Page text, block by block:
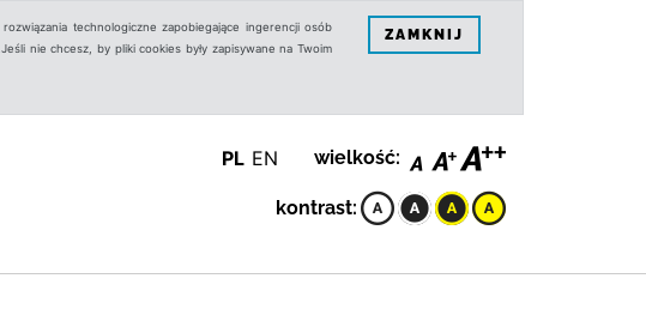
technologiczne zapobiegające ingerencji osób
nie chcesz, by pliki cookies były zapisywane na Twoim
ZAMKNIJ
PL EN wielkość:
kontrast: